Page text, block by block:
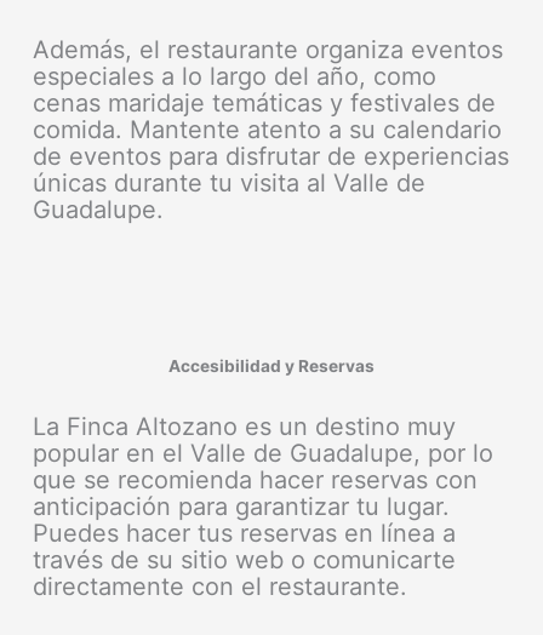
Además, el restaurante organiza eventos
especiales a lo largo del año, como
cenas maridaje temáticas y festivales de
comida. Mantente atento a su calendario
de eventos para disfrutar de experiencias
únicas durante tu visita al Valle de
Guadalupe.
Accesibilidad y Reservas
La Finca Altozano es un destino muy
popular en el Valle de Guadalupe, por lo
que se recomienda hacer reservas con
anticipación para garantizar tu lugar.
Puedes hacer tus reservas en línea a
través de su sitio web o comunicarte
directamente con el restaurante.